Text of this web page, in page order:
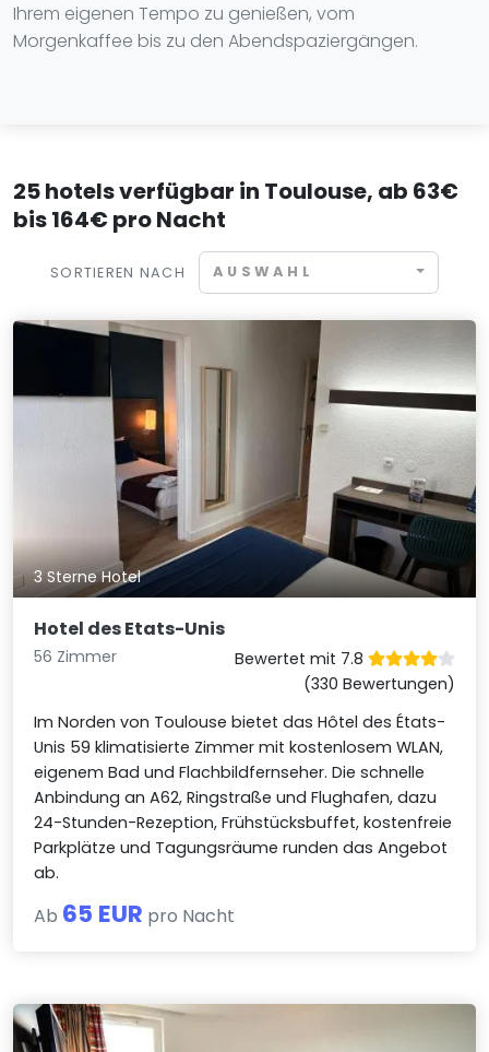
Ihrem eigenen Tempo zu genießen, vom
Morgenkaffee bis zu den Abendspaziergängen.
25 hotels verfügbar in Toulouse, ab 63€
bis 164€ pro Nacht
SORTIEREN NACH AUSWAHL
3 Sterne Hotel
Hotel des Etats-Unis
56 Zimmer
Bewertet mit 7.8
(330 Bewertungen)
Im Norden von Toulouse bietet das Hôtel des États-
Unis 59 klimatisierte Zimmer mit kostenlosem WLAN,
eigenem Bad und Flachbildfernseher. Die schnelle
Anbindung an A62, Ringstraße und Flughafen, dazu
24-Stunden-Rezeption, Frühstücksbuffet, kostenfreie
Parkplätze und Tagungsräume runden das Angebot
ab.
Ab 65 EUR pro Nacht